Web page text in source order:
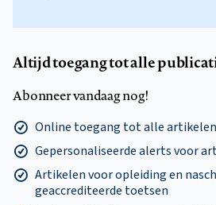
Altijd toegang tot alle
Abonneer vandaag nog!
Online toegang tot alle artikelen
Gepersonaliseerde alerts voor
Artikelen voor opleiding en
geaccrediteerde toetsen